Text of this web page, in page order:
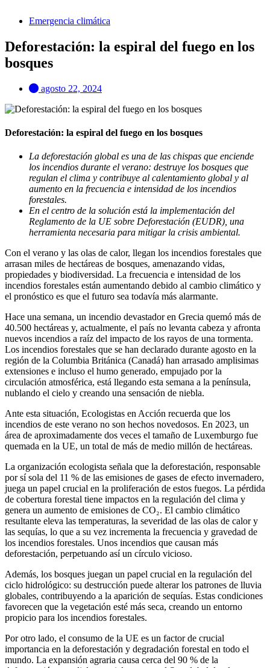
Emergencia climática
Deforestación: la espiral del fuego en los
bosques
agosto 22, 2024
Deforestación: la espiral del fuego en los bosques
La deforestación global es una de las chispas que enciende
los incendios durante el verano: destruye los bosques que
regulan el clima y contribuye al calentamiento global y al
aumento en la frecuencia e intensidad de los incendios
forestales.
En el centro de la solución está la implementación del
Reglamento de la UE sobre Deforestación (EUDR), una
herramienta necesaria para mitigar la crisis ambiental.
Con el verano y las olas de calor, llegan los incendios forestales que
arrasan miles de hectáreas de bosques, amenazando vidas,
propiedades y biodiversidad. La frecuencia e intensidad de los
incendios forestales están aumentando debido al cambio climático y
el pronóstico es que el futuro sea todavía más alarmante.
Hace una semana, un incendio devastador en Grecia quemó más de
40.500 hectáreas y, actualmente, el país no levanta cabeza y afronta
nuevos incendios a raíz del impacto de los rayos de una tormenta.
Los incendios forestales que se han declarado durante agosto en la
región de la Columbia Británica (Canadá) han arrasado amplisimas
extensiones e incluso el humo generado, empujado por la
circulación atmosférica, está llegando esta semana a la península,
nublando el cielo y creando una sensación de niebla.
Ante esta situación, Ecologistas en Acción recuerda que los
incendios de este verano no son hechos novedosos. En 2023, un
área de aproximadamente dos veces el tamaño de Luxemburgo fue
quemada en la UE, un total de más de medio millón de hectáreas.
La organización ecologista señala que la deforestación, responsable
por sí sola del 11 % de las emisiones de gases de efecto invernadero,
juega un papel crucial en la proliferación de estos fuegos. La pérdida
de cobertura forestal tiene impactos en la regulación del clima y
genera un aumento de emisiones de CO₂. El cambio climático
resultante eleva las temperaturas, la severidad de las olas de calor y
las sequías, lo que a su vez incrementa la frecuencia y gravedad de
los incendios forestales. Unos incendios que causan más
deforestación, perpetuando así un círculo vicioso.
Además, los bosques juegan un papel crucial en la regulación del
ciclo hidrológico: su destrucción puede alterar los patrones de lluvia
globales, contribuyendo a la aparición de sequías. Estas condiciones
favorecen que la vegetación esté más seca, creando un entorno
propicio para los incendios forestales.
Por otro lado, el consumo de la UE es un factor de crucial
importancia en la deforestación y degradación forestal en todo el
mundo. La expansión agraria causa cerca del 90 % de la